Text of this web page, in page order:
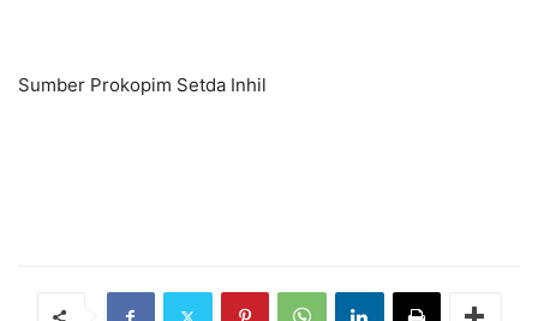
Sumber Prokopim Setda Inhil